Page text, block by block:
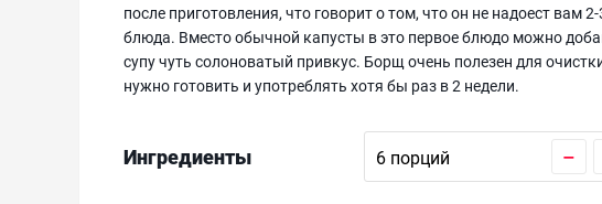
после приготовления, что говорит о том, что он не надоест вам
блюда. Вместо обычной капусты в это первое блюдо можно
супу чуть солоноватый привкус. Борщ очень полезен для
нужно готовить и употреблять хотя бы раз в 2 недели.
Ингредиенты –